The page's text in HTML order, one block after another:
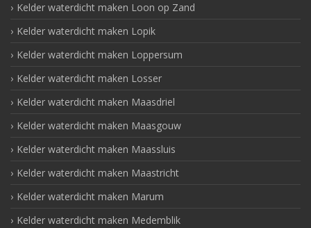
Kelder waterdicht maken Loon op Zand
Kelder waterdicht maken Lopik
Kelder waterdicht maken Loppersum
Kelder waterdicht maken Losser
Kelder waterdicht maken Maasdriel
Kelder waterdicht maken Maasgouw
Kelder waterdicht maken Maassluis
Kelder waterdicht maken Maastricht
Kelder waterdicht maken Marum
Kelder waterdicht maken Medemblik